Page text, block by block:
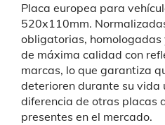
Placa europea para
520x110mm.
obligatorias,
de máxima calidad con
marcas, lo que garantiza
deterioren durante su vida
diferencia de otras placas
presentes en el mercado.